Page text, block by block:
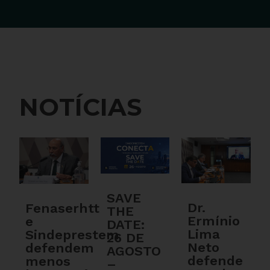
NOTÍCIAS
Fenaserhtt
e
Sindeprestem
defendem
menos
SAVE
THE
DATE:
26 DE
AGOSTO
–
Dr.
Ermínio
Lima
Neto
defende